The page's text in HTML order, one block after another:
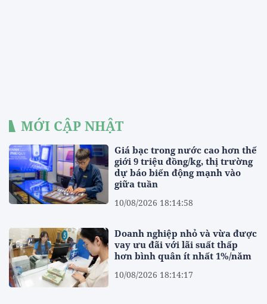
MỚI CẬP NHẬT
Giá bạc trong nước cao hơn thế
giới 9 triệu đồng/kg, thị trường
dự báo biến động mạnh vào
giữa tuần
10/08/2026 18:14:58
Doanh nghiệp nhỏ và vừa được
vay ưu đãi với lãi suất thấp
hơn bình quân ít nhất 1%/năm
10/08/2026 18:14:17